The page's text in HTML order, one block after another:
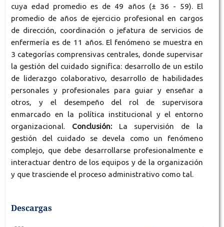
cuya edad promedio es de 49 años (± 36 - 59). El
promedio de años de ejercicio profesional en cargos
de dirección, coordinación o jefatura de servicios de
enfermería es de 11 años. El fenómeno se muestra en
3 categorías comprensivas centrales, donde supervisar
la gestión del cuidado significa: desarrollo de un estilo
de liderazgo colaborativo, desarrollo de habilidades
personales y profesionales para guiar y enseñar a
otros, y el desempeño del rol de supervisora
enmarcado en la política institucional y el entorno
organizacional. Conclusión:La supervisión de la
gestión del cuidado se devela como un fenómeno
complejo, que debe desarrollarse profesionalmente e
interactuar dentro de los equipos y de la organización
y que trasciende el proceso administrativo como tal.
Descargas